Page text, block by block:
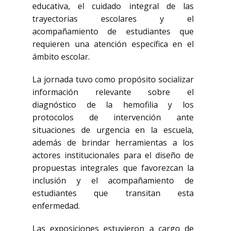
educativa, el cuidado integral de las
trayectorias escolares y el
acompañamiento de estudiantes que
requieren una atención específica en el
ámbito escolar.
La jornada tuvo como propósito socializar
información relevante sobre el
diagnóstico de la hemofilia y los
protocolos de intervención ante
situaciones de urgencia en la escuela,
además de brindar herramientas a los
actores institucionales para el diseño de
propuestas integrales que favorezcan la
inclusión y el acompañamiento de
estudiantes que transitan esta
enfermedad.
Las exposiciones estuvieron a cargo de